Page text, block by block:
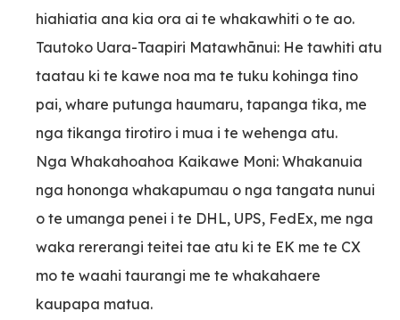
hiahiatia ana kia ora ai te whakawhiti o te ao.
Tautoko Uara-Taapiri Matawhānui: He tawhiti atu
taatau ki te kawe noa ma te tuku kohinga tino
pai, whare putunga haumaru, tapanga tika, me
nga tikanga tirotiro i mua i te wehenga atu.
Nga Whakahoahoa Kaikawe Moni: Whakanuia
nga hononga whakapumau o nga tangata nunui
o te umanga penei i te DHL, UPS, FedEx, me nga
waka rererangi teitei tae atu ki te EK me te CX
mo te waahi taurangi me te whakahaere
kaupapa matua.